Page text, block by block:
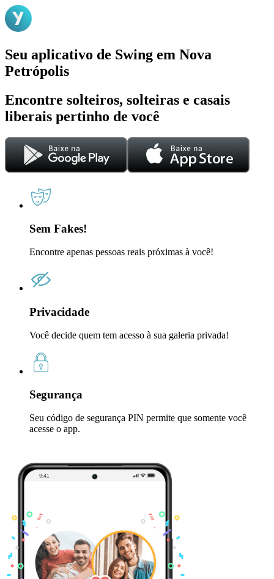
Seu aplicativo de Swing em Nova
Petrópolis
Encontre solteiros, solteiras e casais
liberais pertinho de você
Sem Fakes!
Encontre apenas pessoas reais próximas à você!
Privacidade
Você decide quem tem acesso à sua galeria privada!
Segurança
Seu código de segurança PIN permite que somente você
acesse o app.